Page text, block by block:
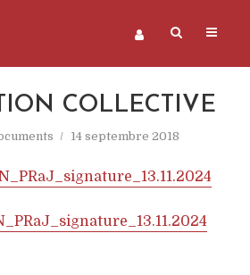
COLLECTIVE
14 septembre 2018